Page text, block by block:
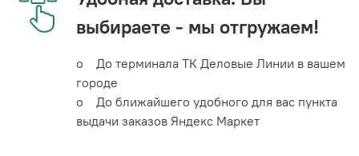
выбираете - мы отгружаем!
o До терминала ТК Деловые Линии в вашем
городе
o До ближайшего удобного для вас пункта
выдачи заказов Яндекс Маркет